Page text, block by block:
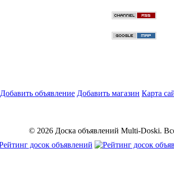
Добавить объявление Добавить магазин Карта
© 2026 Доска объявлений Multi-Doski.